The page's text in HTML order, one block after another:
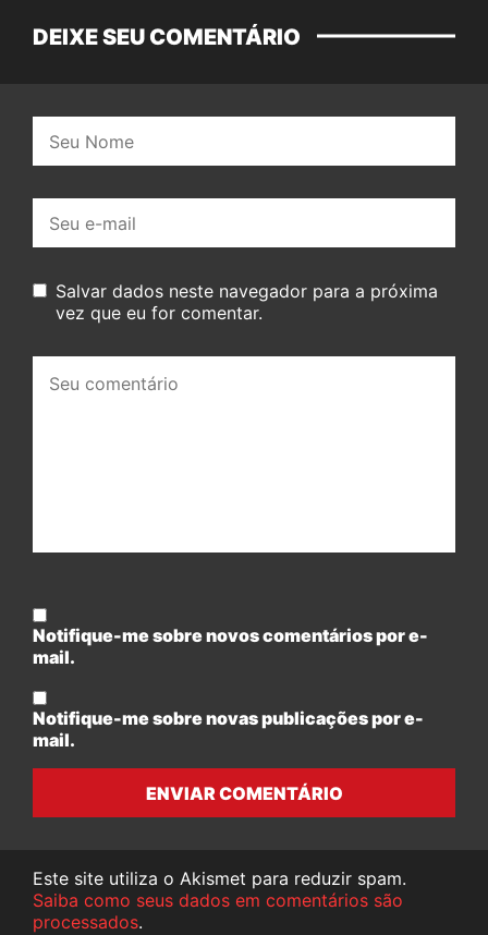
DEIXE SEU COMENTÁRIO
mail:
Salvar dados neste navegador para a próxima
vez que eu for comentar.
comentário:
Notifique-me sobre novos comentários por e-
mail.
Notifique-me sobre novas publicações por e-
mail.
ENVIAR COMENTÁRIO
Este site utiliza o Akismet para reduzir spam.
Saiba como seus dados em comentários são
processados.